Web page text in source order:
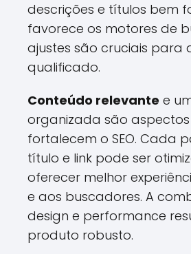
descrições e títulos bem
favorece os motores de
ajustes são cruciais para
qualificado.
Conteúdo relevante e
organizada são
fortalecem o SEO. Cada
título e link pode ser
oferecer melhor
e aos buscadores. A
design e performance
produto robusto.